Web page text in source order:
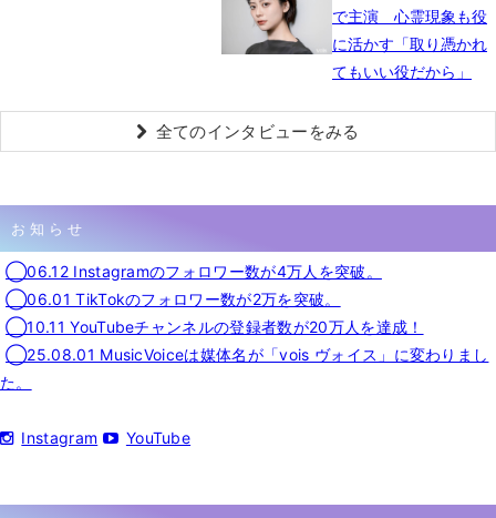
で主演 心霊現象も役
に活かす「取り憑かれ
てもいい役だから」
全てのインタビューをみる
お知らせ
◯06.12 Instagramのフォロワー数が4万人を突破。
◯06.01 TikTokのフォロワー数が2万を突破。
◯10.11 YouTubeチャンネルの登録者数が20万人を達成！
◯25.08.01 MusicVoiceは媒体名が「vois ヴォイス」に変わりまし
た。
Instagram YouTube